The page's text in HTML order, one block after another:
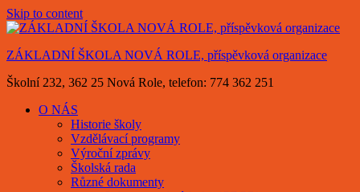
Skip to content
ZÁKLADNÍ ŠKOLA NOVÁ ROLE, příspěvková organizace
Školní 232, 362 25 Nová Role, telefon: 774 362 251
O NÁS
Historie školy
Vzdělávací programy
Výroční zprávy
Školská rada
Různé dokumenty